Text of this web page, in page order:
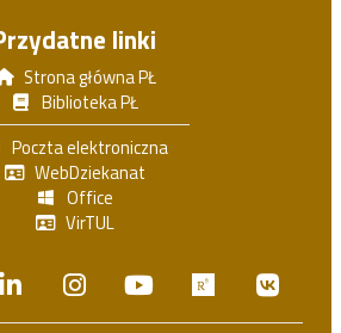
linki
Strona główna PŁ
Biblioteka PŁ
Poczta elektroniczna
WebDziekanat
Office
VirTUL
LinkedinInstagram
Youtube